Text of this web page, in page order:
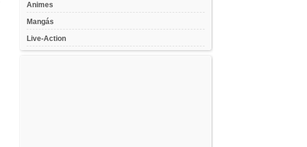
Animes
Mangás
Live-Action